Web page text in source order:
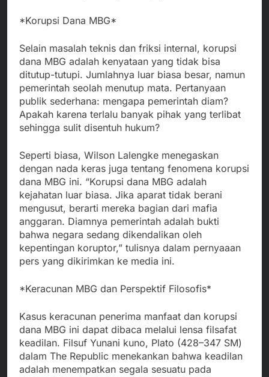
*Korupsi Dana MBG*
Selain masalah teknis dan friksi internal, korupsi
dana MBG adalah kenyataan yang tidak bisa
ditutup-tutupi. Jumlahnya luar biasa besar, namun
pemerintah seolah menutup mata. Pertanyaan
publik sederhana: mengapa pemerintah diam?
Apakah karena terlalu banyak pihak yang terlibat
sehingga sulit disentuh hukum?
Seperti biasa, Wilson Lalengke menegaskan
dengan nada keras juga tentang fenomena korupsi
dana MBG ini. “Korupsi dana MBG adalah
kejahatan luar biasa. Jika aparat tidak berani
mengusut, berarti mereka bagian dari mafia
anggaran. Diamnya pemerintah adalah bukti
bahwa negara sedang dikendalikan oleh
kepentingan koruptor,” tulisnya dalam pernyaaan
pers yang dikirimkan ke media ini.
*Keracunan MBG dan Perspektif Filosofis*
Kasus keracunan penerima manfaat dan korupsi
dana MBG ini dapat dibaca melalui lensa filsafat
keadilan. Filsuf Yunani kuno, Plato (428–347 SM)
dalam The Republic menekankan bahwa keadilan
adalah menempatkan segala sesuatu pada